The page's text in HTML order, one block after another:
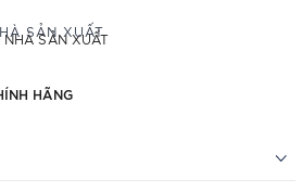
SẢN XUẤT
HÃNG